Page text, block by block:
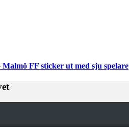
FF sticker ut med sju spelare